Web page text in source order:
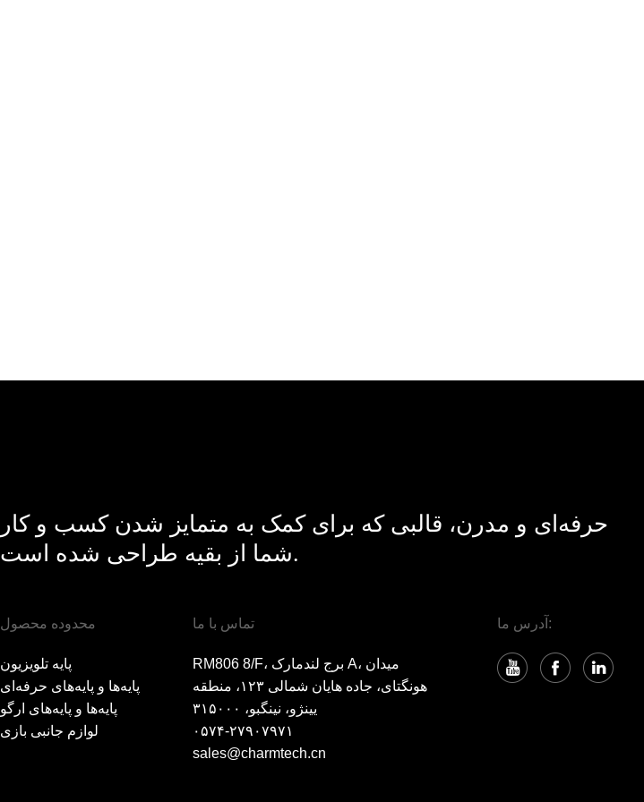
حرفه‌ای و مدرن، قالبی که برای کمک به متمایز شدن کسب و کار
شما از بقیه طراحی شده است.
محدوده محصول
پایه تلویزیون
پایه‌ها و پایه‌های حرفه‌ای
پایه‌ها و پایه‌های ارگو
لوازم جانبی بازی
تماس با ما
RM806 8/F، برج لندمارک A، میدان
هونگتای، جاده هایان شمالی ۱۲۳، منطقه
یینژو، نینگبو، ۳۱۵۰۰۰
۰۵۷۴-۲۷۹۰۷۹۷۱
sales@charmtech.cn
آدرس ما: